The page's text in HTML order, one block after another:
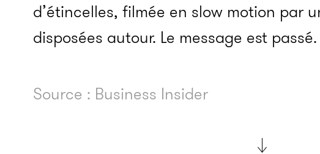
d’étincelles, filmée en slow motion par
disposées autour. Le message est passé.
Source : Business Insider